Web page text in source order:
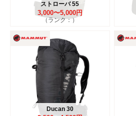
ストローバ 55
3,000〜5,000円
（ランク：）
Ducan 30